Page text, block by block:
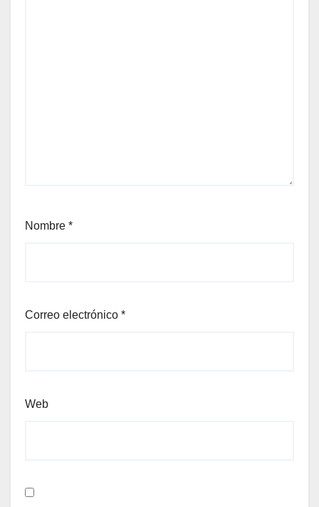
Nombre *
Correo electrónico *
Web